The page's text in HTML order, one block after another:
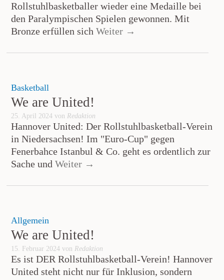
Rollstuhlbasketballer wieder eine Medaille bei
den Paralympischen Spielen gewonnen. Mit
Bronze erfüllen sich Weiter →
Basketball
We are United!
25. April 2024 von Redaktion
Hannover United: Der Rollstuhlbasketball-Verein
in Niedersachsen! Im "Euro-Cup" gegen
Fenerbahce Istanbul & Co. geht es ordentlich zur
Sache und Weiter →
Allgemein
We are United!
15. Februar 2024 von Redaktion
Es ist DER Rollstuhlbasketball-Verein! Hannover
United steht nicht nur für Inklusion, sondern